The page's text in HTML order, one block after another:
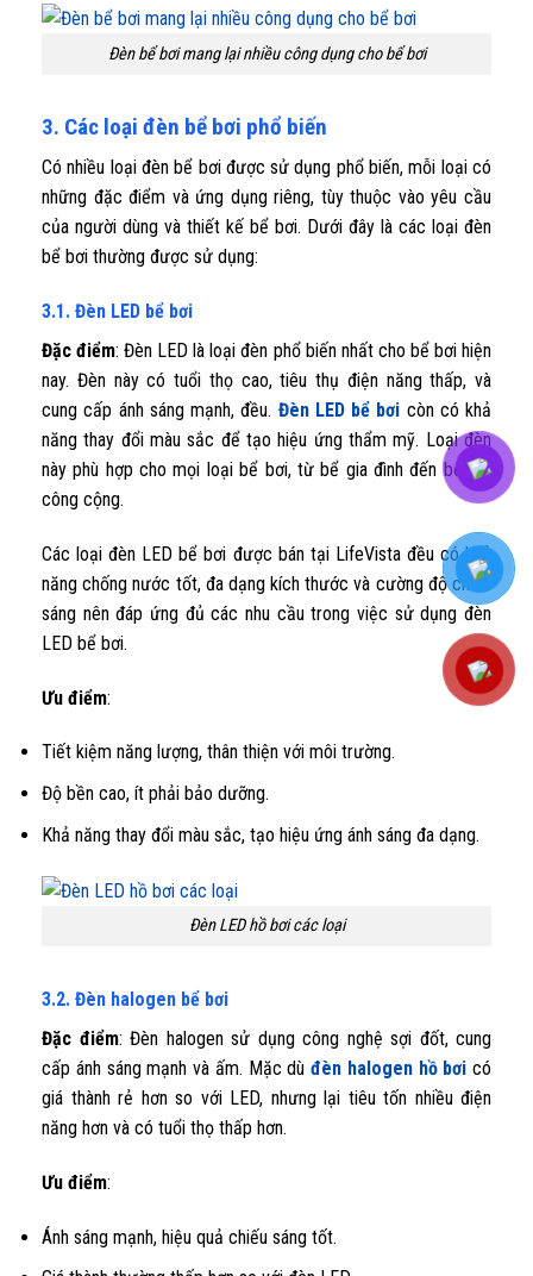
Đèn bể bơi mang lại nhiều công dụng cho bể bơi
3. Các loại đèn bể bơi phổ biến
Có nhiều loại đèn bể bơi được sử dụng phổ biến, mỗi loại có
những đặc điểm và ứng dụng riêng, tùy thuộc vào yêu cầu
của người dùng và thiết kế bể bơi. Dưới đây là các loại đèn
bể bơi thường được sử dụng:
3.1. Đèn LED bể bơi
Đặc điểm: Đèn LED là loại đèn phổ biến nhất cho bể bơi hiện
nay. Đèn này có tuổi thọ cao, tiêu thụ điện năng thấp, và
cung cấp ánh sáng mạnh, đều. Đèn LED bể bơi còn có khả
năng thay đổi màu sắc để tạo hiệu ứng thẩm mỹ. Loại đèn
này phù hợp cho mọi loại bể bơi, từ bể gia đình đến bể bơi
công cộng.
Các loại đèn LED bể bơi được bán tại LifeVista đều có khả
năng chống nước tốt, đa dạng kích thước và cường độ chiếu
sáng nên đáp ứng đủ các nhu cầu trong việc sử dụng đèn
LED bể bơi.
Ưu điểm:
Tiết kiệm năng lượng, thân thiện với môi trường.
Độ bền cao, ít phải bảo dưỡng.
Khả năng thay đổi màu sắc, tạo hiệu ứng ánh sáng đa dạng.
Đèn LED hồ bơi các loại
3.2. Đèn halogen bể bơi
Đặc điểm: Đèn halogen sử dụng công nghệ sợi đốt, cung
cấp ánh sáng mạnh và ấm. Mặc dù đèn halogen hồ bơi có
giá thành rẻ hơn so với LED, nhưng lại tiêu tốn nhiều điện
năng hơn và có tuổi thọ thấp hơn.
Ưu điểm:
Ánh sáng mạnh, hiệu quả chiếu sáng tốt.